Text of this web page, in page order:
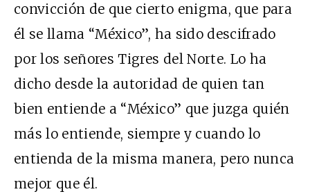
convicción de que cierto enigma, que para
él se llama “México”, ha sido descifrado
por los señores Tigres del Norte. Lo ha
dicho desde la autoridad de quien tan
bien entiende a “México” que juzga quién
más lo entiende, siempre y cuando lo
entienda de la misma manera, pero nunca
mejor que él.